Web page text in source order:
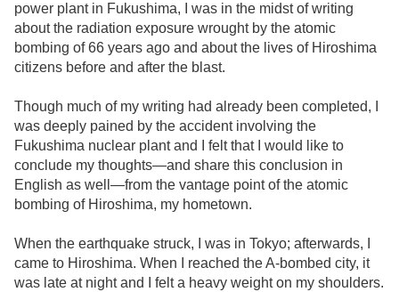
power plant in Fukushima, I was in the midst of writing
about the radiation exposure wrought by the atomic
bombing of 66 years ago and about the lives of Hiroshima
citizens before and after the blast.
Though much of my writing had already been completed, I
was deeply pained by the accident involving the
Fukushima nuclear plant and I felt that I would like to
conclude my thoughts—and share this conclusion in
English as well—from the vantage point of the atomic
bombing of Hiroshima, my hometown.
When the earthquake struck, I was in Tokyo; afterwards, I
came to Hiroshima. When I reached the A-bombed city, it
was late at night and I felt a heavy weight on my shoulders.